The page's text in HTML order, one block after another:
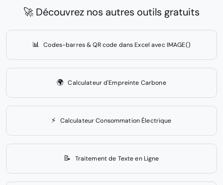
🚀 Découvrez nos autres outils gratuits
📊 Codes-barres & QR code dans Excel avec IMAGE()
🌍 Calculateur d'Empreinte Carbone
⚡ Calculateur Consommation Électrique
📝 Traitement de Texte en Ligne